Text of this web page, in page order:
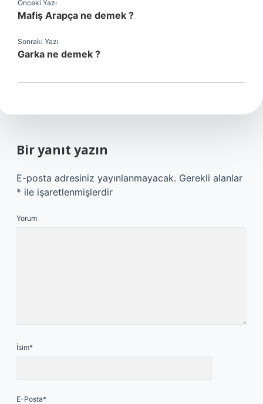
Önceki Yazı
Mafiş Arapça ne demek ?
Sonraki Yazı
Garka ne demek ?
Bir yanıt yazın
E-posta adresiniz yayınlanmayacak. Gerekli alanlar
* ile işaretlenmişlerdir
Yorum
İsim*
E-Posta*